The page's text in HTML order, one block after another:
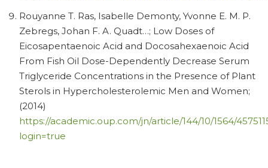
Rouyanne T. Ras, Isabelle Demonty, Yvonne E. M. P.
Zebregs, Johan F. A. Quadt…; Low Doses of
Eicosapentaenoic Acid and Docosahexaenoic Acid
From Fish Oil Dose-Dependently Decrease Serum
Triglyceride Concentrations in the Presence of Plant
Sterols in Hypercholesterolemic Men and Women;
(2014)
https://academic.oup.com/jn/article/144/10/1564/
login=true